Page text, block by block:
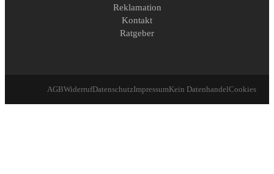
Reklamation
Kontakt
Ratgeber
AGBWiderrufDatenschutzImpressumKein DatenhandelCookies